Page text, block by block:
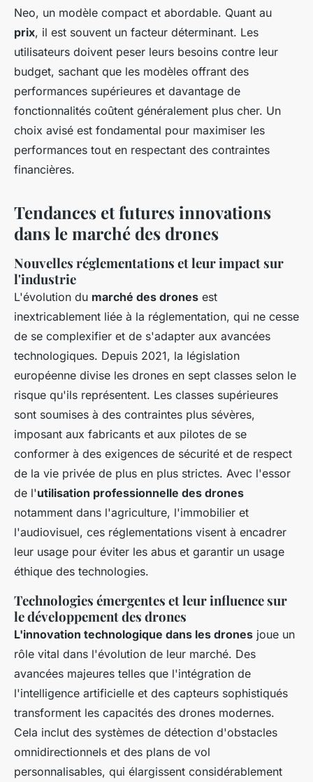
Neo, un modèle compact et abordable. Quant au
prix, il est souvent un facteur déterminant. Les
utilisateurs doivent peser leurs besoins contre leur
budget, sachant que les modèles offrant des
performances supérieures et davantage de
fonctionnalités coûtent généralement plus cher. Un
choix avisé est fondamental pour maximiser les
performances tout en respectant des contraintes
financières.
Tendances et futures innovations
dans le marché des drones
Nouvelles réglementations et leur impact sur
l'industrie
L'évolution du marché des drones est
inextricablement liée à la réglementation, qui ne cesse
de se complexifier et de s'adapter aux avancées
technologiques. Depuis 2021, la législation
européenne divise les drones en sept classes selon le
risque qu'ils représentent. Les classes supérieures
sont soumises à des contraintes plus sévères,
imposant aux fabricants et aux pilotes de se
conformer à des exigences de sécurité et de respect
de la vie privée de plus en plus strictes. Avec l'essor
de l'utilisation professionnelle des drones
notamment dans l'agriculture, l'immobilier et
l'audiovisuel, ces réglementations visent à encadrer
leur usage pour éviter les abus et garantir un usage
éthique des technologies.
Technologies émergentes et leur influence sur
le développement des drones
L'innovation technologique dans les drones joue un
rôle vital dans l'évolution de leur marché. Des
avancées majeures telles que l'intégration de
l'intelligence artificielle et des capteurs sophistiqués
transforment les capacités des drones modernes.
Cela inclut des systèmes de détection d'obstacles
omnidirectionnels et des plans de vol
personnalisables, qui élargissent considérablement